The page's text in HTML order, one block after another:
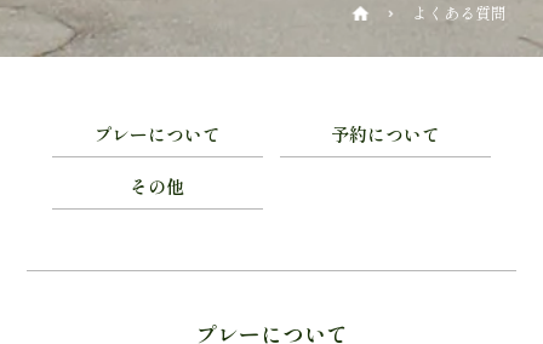
よくある質問
プレーについて 予約について
その他
プレーについて